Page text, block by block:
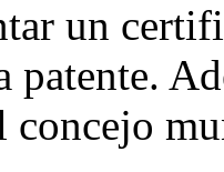
un
concejo